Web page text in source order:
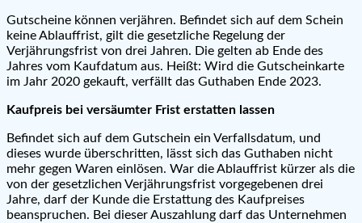
Gutscheine können verjähren. Befindet sich auf dem Schein
keine Ablauffrist, gilt die gesetzliche Regelung der
Verjährungsfrist von drei Jahren. Die gelten ab Ende des
Jahres vom Kaufdatum aus. Heißt: Wird die Gutscheinkarte
im Jahr 2020 gekauft, verfällt das Guthaben Ende 2023.
Kaufpreis bei versäumter Frist erstatten lassen
Befindet sich auf dem Gutschein ein Verfallsdatum, und
dieses wurde überschritten, lässt sich das Guthaben nicht
mehr gegen Waren einlösen. War die Ablauffrist kürzer als die
von der gesetzlichen Verjährungsfrist vorgegebenen drei
Jahre, darf der Kunde die Erstattung des Kaufpreises
beanspruchen. Bei dieser Auszahlung darf das Unternehmen